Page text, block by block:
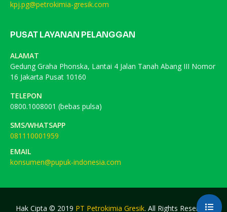
kpj.pg@petrokimia-gresik.com
PUSAT LAYANAN PELANGGAN
ALAMAT
Gedung Graha Phonska, Lantai 4 Jalan Tanah Abang III Nomor
16 Jakarta Pusat 10160
TELEPON
0800.1008001 (bebas pulsa)
SMS/WHATSAPP
081110001959
EMAIL
konsumen@pupuk-indonesia.com
Hak Cipta © 2019 PT Petrokimia Gresik. All Rights Reserved.